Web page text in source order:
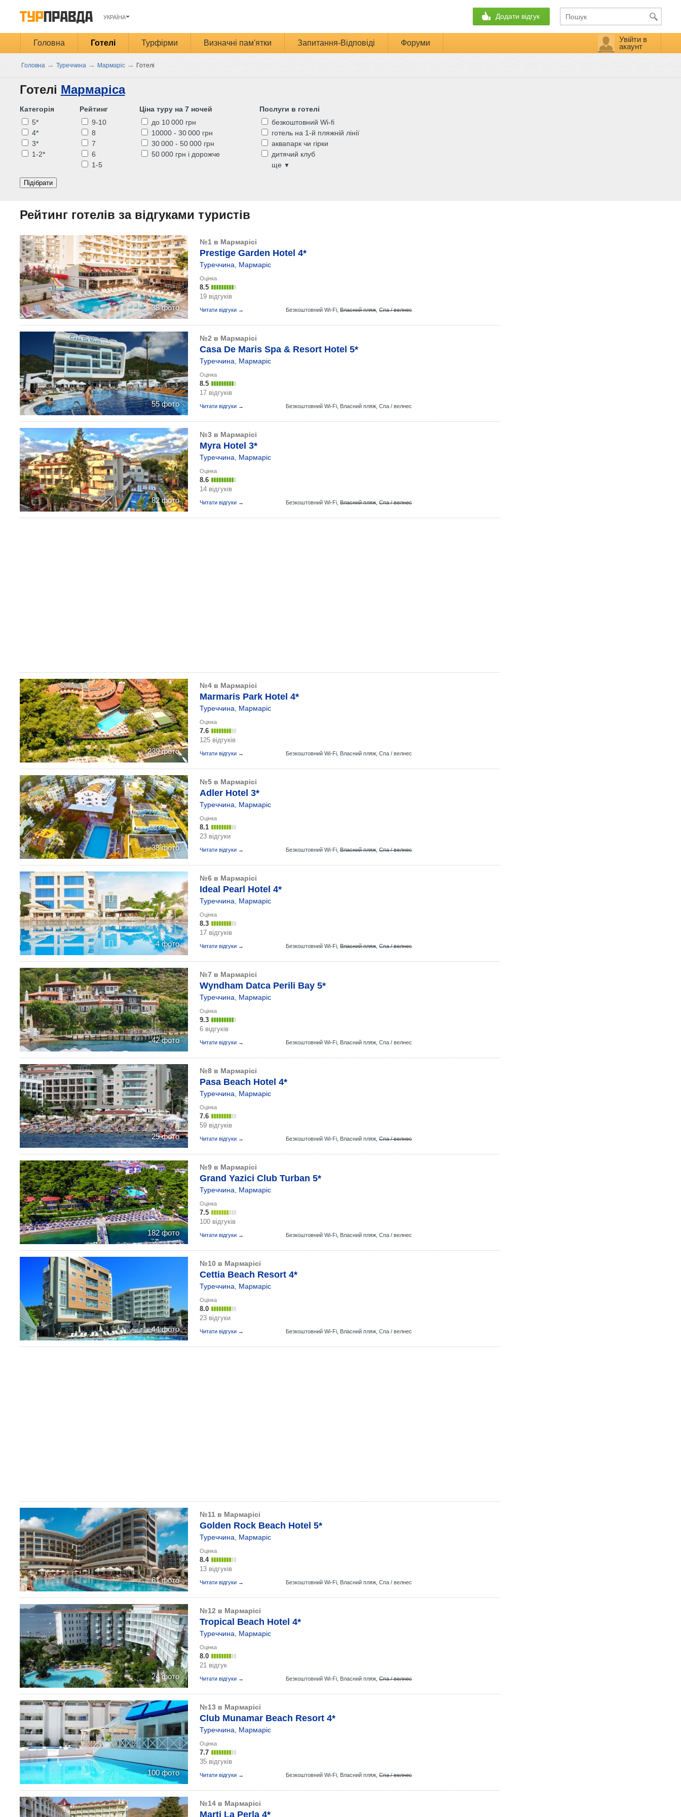
УКРАЇНА Додати відгук
Головна Готелі Турфірми Визначні пам'ятки Запитання-Відповіді Форуми
Увійти в
акаунт
Головна → Туреччина → Мармаріс → Готелі
Готелі Мармаріса
Категорія
5*
4*
3*
1-2*
Рейтинг
9-10
8
7
6
1-5
Ціна туру на 7 ночей
до 10 000 грн
10000 - 30 000 грн
30 000 - 50 000 грн
50 000 грн і дорожче
Послуги в готелі
безкоштовний Wi-fi
готель на 1-й пляжній лінії
аквапарк чи гірки
дитячий клуб
ще ▼
Підібрати
Рейтинг готелів за відгуками туристів
38 фото
№1 в Мармарісі
Prestige Garden Hotel 4*
Туреччина Мармаріс
Оцінка
8.5
19 відгуків
Читати відгуки → Безкоштовний Wi-Fi, Власний пляж, Спа / велнес
55 фото
№2 в Мармарісі
Casa De Maris Spa & Resort Hotel 5*
Туреччина Мармаріс
Оцінка
8.5
17 відгуків
Читати відгуки → Безкоштовний Wi-Fi, Власний пляж, Спа / велнес
82 фото
№3 в Мармарісі
Myra Hotel 3*
Туреччина Мармаріс
Оцінка
8.6
14 відгуків
Читати відгуки → Безкоштовний Wi-Fi, Власний пляж, Спа / велнес
239 фото
№4 в Мармарісі
Marmaris Park Hotel 4*
Туреччина Мармаріс
Оцінка
7.6
125 відгуків
Читати відгуки → Безкоштовний Wi-Fi, Власний пляж, Спа / велнес
38 фото
№5 в Мармарісі
Adler Hotel 3*
Туреччина Мармаріс
Оцінка
8.1
23 відгуки
Читати відгуки → Безкоштовний Wi-Fi, Власний пляж, Спа / велнес
4 фото
№6 в Мармарісі
Ideal Pearl Hotel 4*
Туреччина Мармаріс
Оцінка
8.3
17 відгуків
Читати відгуки → Безкоштовний Wi-Fi, Власний пляж, Спа / велнес
42 фото
№7 в Мармарісі
Wyndham Datca Perili Bay 5*
Туреччина Мармаріс
Оцінка
9.3
6 відгуків
Читати відгуки → Безкоштовний Wi-Fi, Власний пляж, Спа / велнес
25 фото
№8 в Мармарісі
Pasa Beach Hotel 4*
Туреччина Мармаріс
Оцінка
7.6
59 відгуків
Читати відгуки → Безкоштовний Wi-Fi, Власний пляж, Спа / велнес
182 фото
№9 в Мармарісі
Grand Yazici Club Turban 5*
Туреччина Мармаріс
Оцінка
7.5
100 відгуків
Читати відгуки → Безкоштовний Wi-Fi, Власний пляж, Спа / велнес
44 фото
№10 в Мармарісі
Cettia Beach Resort 4*
Туреччина Мармаріс
Оцінка
8.0
23 відгуки
Читати відгуки → Безкоштовний Wi-Fi, Власний пляж, Спа / велнес
61 фото
№11 в Мармарісі
Golden Rock Beach Hotel 5*
Туреччина Мармаріс
Оцінка
8.4
13 відгуків
Читати відгуки → Безкоштовний Wi-Fi, Власний пляж, Спа / велнес
24 фото
№12 в Мармарісі
Tropical Beach Hotel 4*
Туреччина Мармаріс
Оцінка
8.0
21 відгук
Читати відгуки → Безкоштовний Wi-Fi, Власний пляж, Спа / велнес
100 фото
№13 в Мармарісі
Club Munamar Beach Resort 4*
Туреччина Мармаріс
Оцінка
7.7
35 відгуків
Читати відгуки → Безкоштовний Wi-Fi, Власний пляж, Спа / велнес
№14 в Мармарісі
Marti La Perla 4*